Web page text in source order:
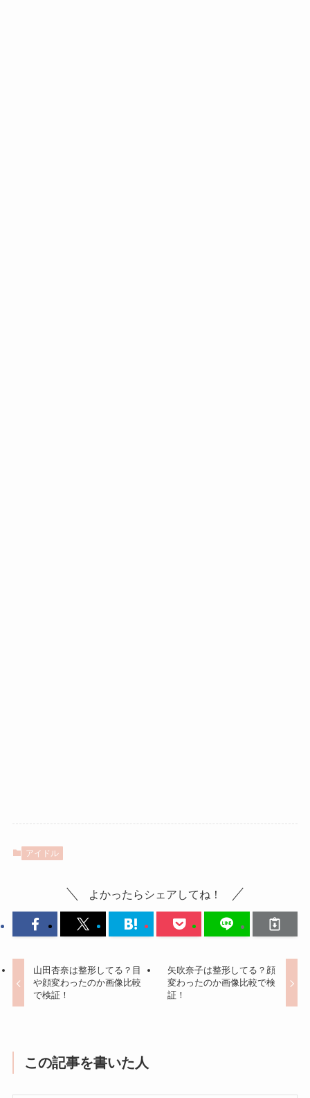
アイドル
よかったらシェアしてね！
山田杏奈は整形してる？目
や顔変わったのか画像比較
で検証！
矢吹奈子は整形してる？顔
変わったのか画像比較で検
証！
この記事を書いた人